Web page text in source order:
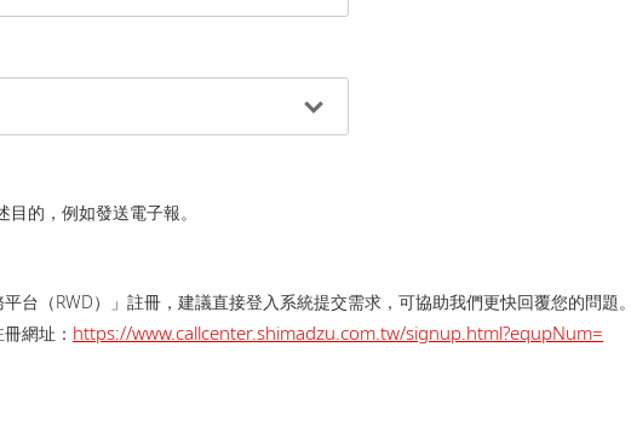
目的，例如發送電子報。
台（RWD）」註冊，建議直接登入系統提交需求，可協助我們更快回覆您的問題
網址： https://www.callcenter.shimadzu.com.tw/signup.html?equpNum=